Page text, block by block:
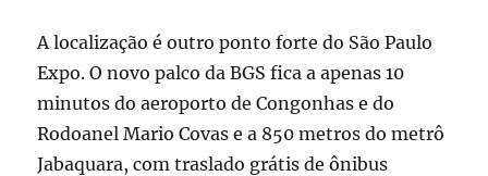
A localização é outro ponto forte do São Paulo
Expo. O novo palco da BGS fica a apenas 10
minutos do aeroporto de Congonhas e do
Rodoanel Mario Covas e a 850 metros do metrô
Jabaquara, com traslado grátis de ônibus